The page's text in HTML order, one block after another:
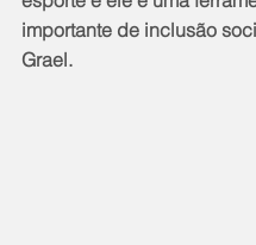
importante de inclusão
Grael.